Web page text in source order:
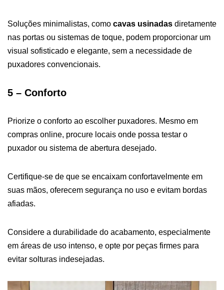
Soluções minimalistas, como cavas usinadas diretamente
nas portas ou sistemas de toque, podem proporcionar um
visual sofisticado e elegante, sem a necessidade de
puxadores convencionais.
5 – Conforto
Priorize o conforto ao escolher puxadores. Mesmo em
compras online, procure locais onde possa testar o
puxador ou sistema de abertura desejado.
Certifique-se de que se encaixam confortavelmente em
suas mãos, oferecem segurança no uso e evitam bordas
afiadas.
Considere a durabilidade do acabamento, especialmente
em áreas de uso intenso, e opte por peças firmes para
evitar solturas indesejadas.